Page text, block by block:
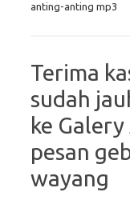
anting-anting mp3
Terima
sudah
ke
pesan
wayang